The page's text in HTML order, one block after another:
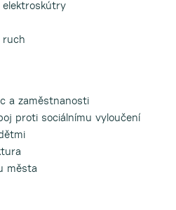
elektroskútry
a zaměstnanosti
proti sociálnímu vyloučení
města